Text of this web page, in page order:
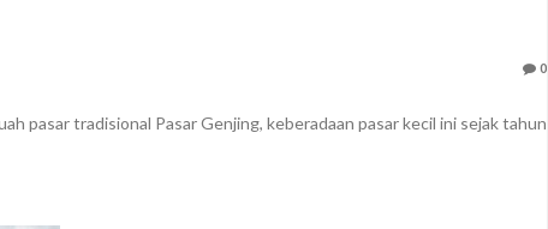
0
pasar tradisional Pasar Genjing, keberadaan pasar kecil ini sejak tahun